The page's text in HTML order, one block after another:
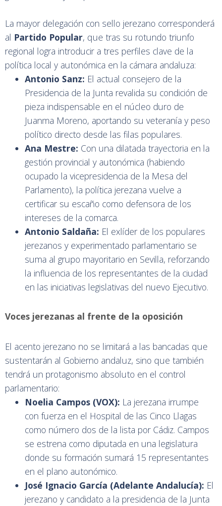
La mayor delegación con sello jerezano corresponderá
al Partido Popular, que tras su rotundo triunfo
regional logra introducir a tres perfiles clave de la
política local y autonómica en la cámara andaluza:
Antonio Sanz: El actual consejero de la
Presidencia de la Junta revalida su condición de
pieza indispensable en el núcleo duro de
Juanma Moreno, aportando su veteranía y peso
político directo desde las filas populares.
Ana Mestre: Con una dilatada trayectoria en la
gestión provincial y autonómica (habiendo
ocupado la vicepresidencia de la Mesa del
Parlamento), la política jerezana vuelve a
certificar su escaño como defensora de los
intereses de la comarca.
Antonio Saldaña: El exlíder de los populares
jerezanos y experimentado parlamentario se
suma al grupo mayoritario en Sevilla, reforzando
la influencia de los representantes de la ciudad
en las iniciativas legislativas del nuevo Ejecutivo.
Voces jerezanas al frente de la oposición
El acento jerezano no se limitará a las bancadas que
sustentarán al Gobierno andaluz, sino que también
tendrá un protagonismo absoluto en el control
parlamentario:
Noelia Campos (VOX): La jerezana irrumpe
con fuerza en el Hospital de las Cinco Llagas
como número dos de la lista por Cádiz. Campos
se estrena como diputada en una legislatura
donde su formación sumará 15 representantes
en el plano autonómico.
José Ignacio García (Adelante Andalucía): El
jerezano y candidato a la presidencia de la Junta